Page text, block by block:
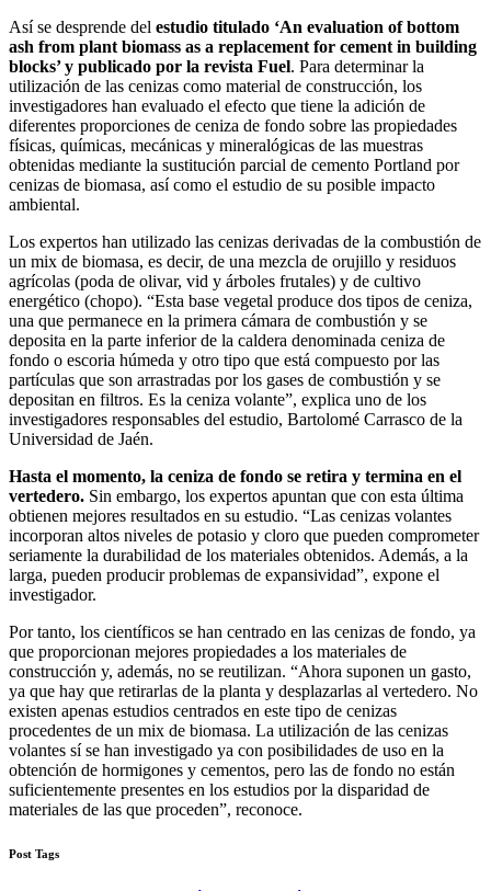
Así se desprende del estudio titulado ‘An evaluation of bottom
ash from plant biomass as a replacement for cement in building
blocks’ y publicado por la revista Fuel. Para determinar la
utilización de las cenizas como material de construcción, los
investigadores han evaluado el efecto que tiene la adición de
diferentes proporciones de ceniza de fondo sobre las propiedades
físicas, químicas, mecánicas y mineralógicas de las muestras
obtenidas mediante la sustitución parcial de cemento Portland por
cenizas de biomasa, así como el estudio de su posible impacto
ambiental.
Los expertos han utilizado las cenizas derivadas de la combustión de
un mix de biomasa, es decir, de una mezcla de orujillo y residuos
agrícolas (poda de olivar, vid y árboles frutales) y de cultivo
energético (chopo). “Esta base vegetal produce dos tipos de ceniza,
una que permanece en la primera cámara de combustión y se
deposita en la parte inferior de la caldera denominada ceniza de
fondo o escoria húmeda y otro tipo que está compuesto por las
partículas que son arrastradas por los gases de combustión y se
depositan en filtros. Es la ceniza volante”, explica uno de los
investigadores responsables del estudio, Bartolomé Carrasco de la
Universidad de Jaén.
Hasta el momento, la ceniza de fondo se retira y termina en el
vertedero. Sin embargo, los expertos apuntan que con esta última
obtienen mejores resultados en su estudio. “Las cenizas volantes
incorporan altos niveles de potasio y cloro que pueden comprometer
seriamente la durabilidad de los materiales obtenidos. Además, a la
larga, pueden producir problemas de expansividad”, expone el
investigador.
Por tanto, los científicos se han centrado en las cenizas de fondo, ya
que proporcionan mejores propiedades a los materiales de
construcción y, además, no se reutilizan. “Ahora suponen un gasto,
ya que hay que retirarlas de la planta y desplazarlas al vertedero. No
existen apenas estudios centrados en este tipo de cenizas
procedentes de un mix de biomasa. La utilización de las cenizas
volantes sí se han investigado ya con posibilidades de uso en la
obtención de hormigones y cementos, pero las de fondo no están
suficientemente presentes en los estudios por la disparidad de
materiales de las que proceden”, reconoce.
Post Tags